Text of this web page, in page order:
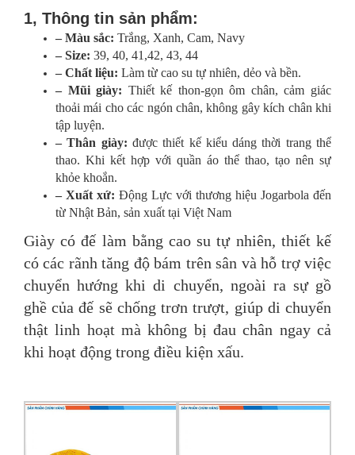
1, Thông tin sản phẩm:
– Màu sắc: Trắng, Xanh, Cam, Navy
– Size: 39, 40, 41,42, 43, 44
– Chất liệu: Làm từ cao su tự nhiên, dẻo và bền.
– Mũi giày: Thiết kế thon-gọn ôm chân, cảm giác
thoải mái cho các ngón chân, không gây kích chân khi
tập luyện.
– Thân giày: được thiết kế kiểu dáng thời trang thể
thao. Khi kết hợp với quần áo thể thao, tạo nên sự
khỏe khoắn.
– Xuất xứ: Động Lực với thương hiệu Jogarbola đến
từ Nhật Bản, sản xuất tại Việt Nam
Giày có đế làm bằng cao su tự nhiên, thiết kế
có các rãnh tăng độ bám trên sân và hỗ trợ việc
chuyển hướng khi di chuyển, ngoài ra sự gồ
ghề của đế sẽ chống trơn trượt, giúp di chuyển
thật linh hoạt mà không bị đau chân ngay cả
khi hoạt động trong điều kiện xấu.